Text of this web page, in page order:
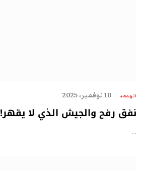
الهدهد 10 نوفمبر، 2025
نفق رفح والجيش الذي لا يقهر!
…